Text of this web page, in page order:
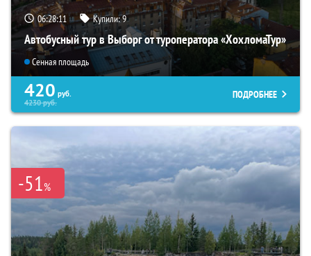
06:28:10 Купили:9
Автобусный тур в Выборг от туроператора «ХохломаТур»
Сенная площадь
420 руб.
4230руб.
ПОДРОБНЕЕ
-51%